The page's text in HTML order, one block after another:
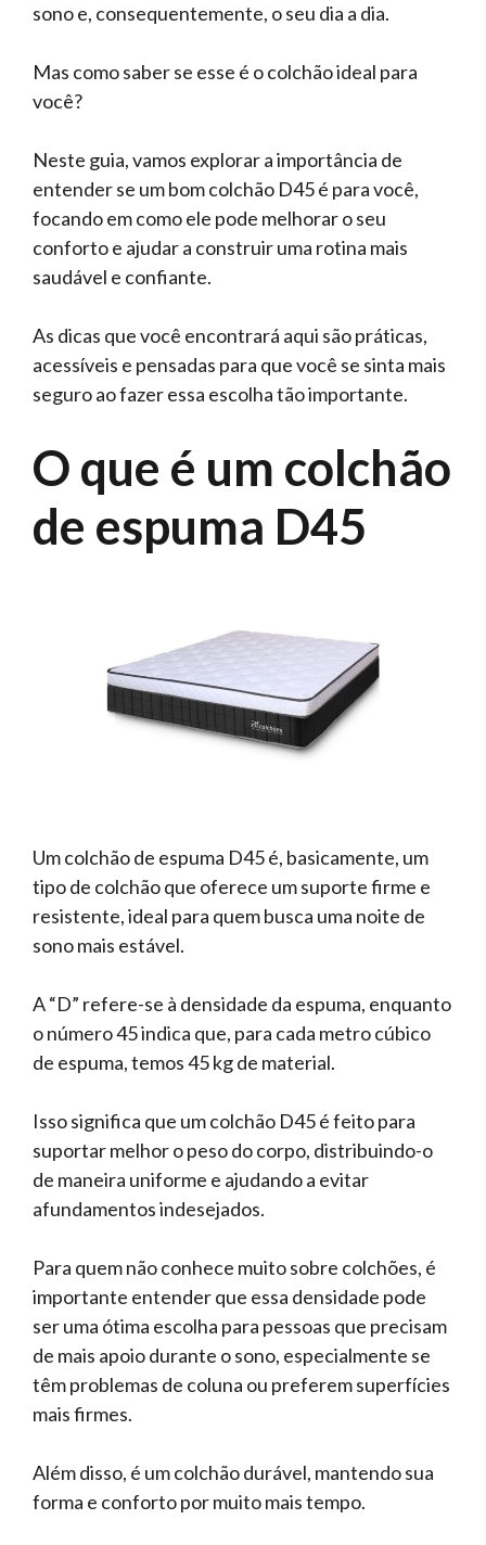
sono e, consequentemente, o seu dia a dia.
Mas como saber se esse é o colchão ideal para
você?
Neste guia, vamos explorar a importância de
entender se um bom colchão D45 é para você,
focando em como ele pode melhorar o seu
conforto e ajudar a construir uma rotina mais
saudável e confiante.
As dicas que você encontrará aqui são práticas,
acessíveis e pensadas para que você se sinta mais
seguro ao fazer essa escolha tão importante.
O que é um colchão
de espuma D45
Um colchão de espuma D45 é, basicamente, um
tipo de colchão que oferece um suporte firme e
resistente, ideal para quem busca uma noite de
sono mais estável.
A “D” refere-se à densidade da espuma, enquanto
o número 45 indica que, para cada metro cúbico
de espuma, temos 45 kg de material.
Isso significa que um colchão D45 é feito para
suportar melhor o peso do corpo, distribuindo-o
de maneira uniforme e ajudando a evitar
afundamentos indesejados.
Para quem não conhece muito sobre colchões, é
importante entender que essa densidade pode
ser uma ótima escolha para pessoas que precisam
de mais apoio durante o sono, especialmente se
têm problemas de coluna ou preferem superfícies
mais firmes.
Além disso, é um colchão durável, mantendo sua
forma e conforto por muito mais tempo.